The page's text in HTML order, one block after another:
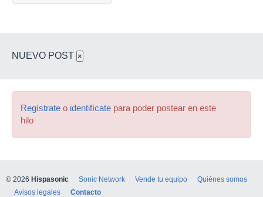
NUEVO POST ×
Regístrate o identifícate para poder postear en este
hilo
© 2026 Hispasonic Sonic Network Vende tu equipo
Quiénes somos
Avisos legales
Contacto